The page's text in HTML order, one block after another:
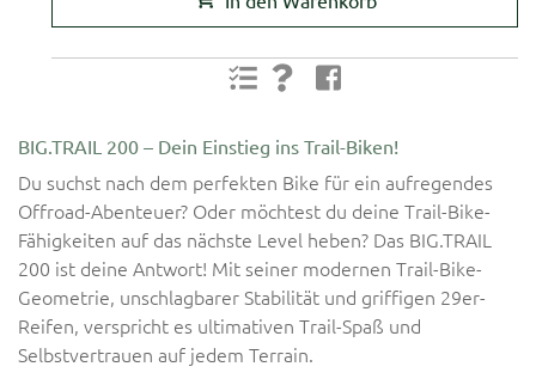
BIG.TRAIL 200 – Dein Einstieg ins Trail-Biken!
Du suchst nach dem perfekten Bike für ein aufregendes
Offroad-Abenteuer? Oder möchtest du deine Trail-Bike-
Fähigkeiten auf das nächste Level heben? Das BIG.TRAIL
200 ist deine Antwort! Mit seiner modernen Trail-Bike-
Geometrie, unschlagbarer Stabilität und griffigen 29er-
Reifen, verspricht es ultimativen Trail-Spaß und
Selbstvertrauen auf jedem Terrain.